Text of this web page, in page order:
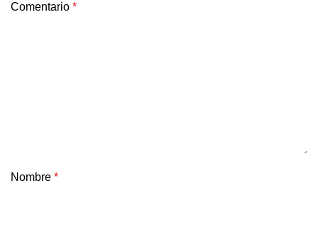
Comentario *
Nombre *